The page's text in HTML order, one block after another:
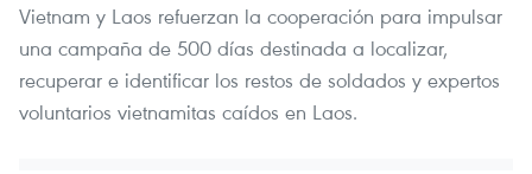
Vietnam y Laos refuerzan la cooperación para impulsar
una campaña de 500 días destinada a localizar,
recuperar e identificar los restos de soldados y expertos
voluntarios vietnamitas caídos en Laos.